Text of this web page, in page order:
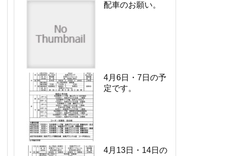
配車のお願い。
4月6日・7日の予
定です。
4月13日・14日の